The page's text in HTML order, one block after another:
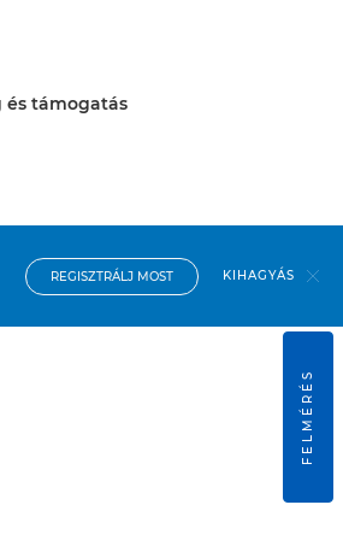
és támogatás
REGISZTRÁLJ MOST KIHAGYÁS
FELMÉRÉS